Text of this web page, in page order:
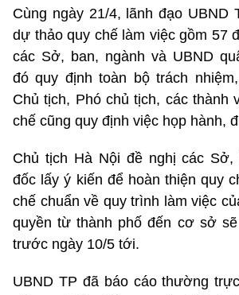
Cùng ngày 21/4, lãnh đạo UBND
dự thảo quy chế làm việc gồm 57
các Sở, ban, ngành và UBND
đó quy định toàn bộ trách
Chủ tịch, Phó chủ tịch, các thành
chế cũng quy định việc họp hành,
Chủ tịch Hà Nội đề nghị các Sở,
đốc lấy ý kiến để hoàn thiện quy
chế chuẩn về quy trình làm việc
quyền từ thành phố đến cơ sở
trước ngày 10/5 tới.
UBND TP đã báo cáo thường